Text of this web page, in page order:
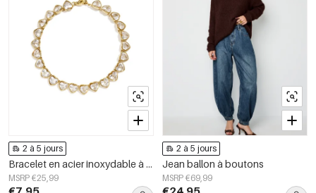
2 à 5 jours
Bracelet en acier inoxydable à maillons en forme de cœur, collection Daily Simple, bijoux pour femmes
MSRP €25,99
2 à 5 jours
Jean ballon à boutons
MSRP €69,99